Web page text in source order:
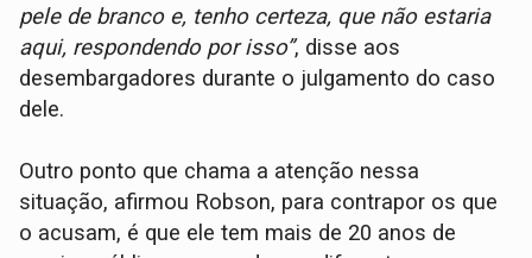
pele de branco e, tenho certeza, que não estaria
aqui, respondendo por isso”, disse aos
desembargadores durante o julgamento do caso
dele.
Outro ponto que chama a atenção nessa
situação, afirmou Robson, para contrapor os que
o acusam, é que ele tem mais de 20 anos de